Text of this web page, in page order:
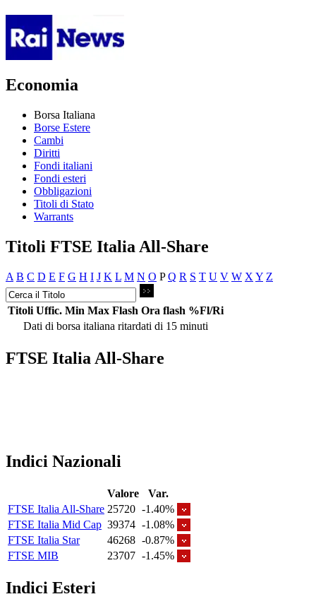
Economia
Borsa Italiana
Borse Estere
Cambi
Diritti
Fondi italiani
Fondi esteri
Obbligazioni
Titoli di Stato
Warrants
Titoli FTSE Italia All-Share
A B C D E F G H I J K L M N O PQ R S T U V W X Y Z
Titoli Uffic. Min Max Flash Ora flash %Fl/Ri
Dati di borsa italiana ritardati di 15 minuti
FTSE Italia All-Share
Indici Nazionali
Valore
Var.
FTSE Italia All-Share 25720 -1.40%
FTSE Italia Mid Cap 39374 -1.08%
FTSE Italia Star
46268 -0.87%
FTSE MIB
23707 -1.45%
Indici Esteri